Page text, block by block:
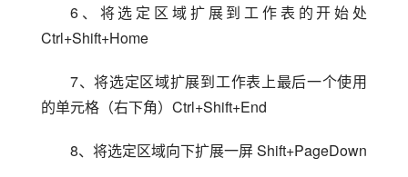
6、将选定区域扩展到工作表的开始处
Ctrl+Shift+Home
7、将选定区域扩展到工作表上最后一个使用
的单元格（右下角）Ctrl+Shift+End
8、将选定区域向下扩展一屏 Shift+PageDown